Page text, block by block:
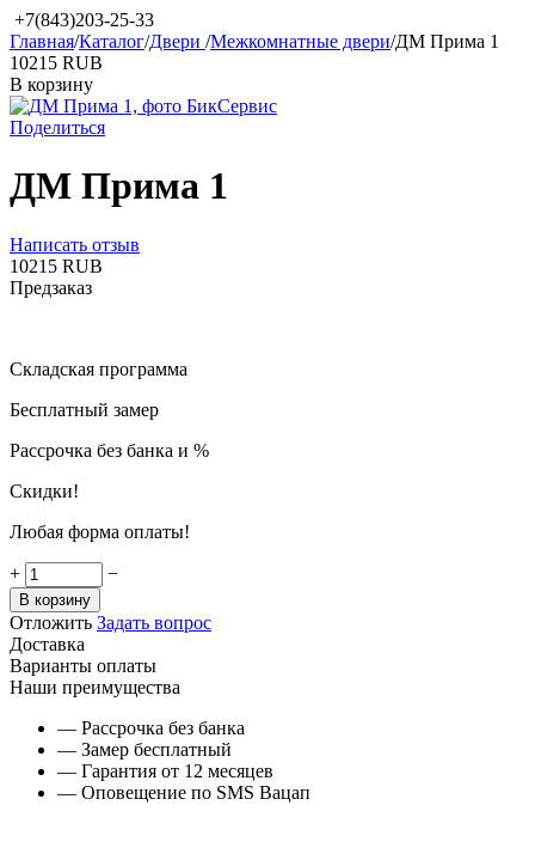
+7(843)203-25-33
Главная/Каталог/Двери /Межкомнатные двери/ДМ Прима 1
‍10215‍ RUB
В корзину
Поделиться
ДМ Прима 1
Написать отзыв
‍10215‍ RUB
Предзаказ
Складская программа
Бесплатный замер
Рассрочка без банка и %
Скидки!
Любая форма оплаты!
+ −
В корзину
Отложить Задать вопрос
Доставка
Варианты оплаты
Наши преимущества
— Рассрочка без банка
— Замер бесплатный
— Гарантия от 12 месяцев
— Оповещение по SMS Вацап